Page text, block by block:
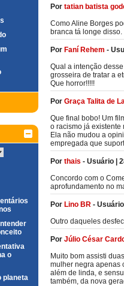
o
planeta
Por tatian batista
Como Aline Borges
branca tá longe disso.
Por Faní Rehem -
Qual a intenção
grosseira de tratar a
Que horror!!!!!
Por Graça Talita de
Que final bobo! Um
o racismo já existente
Ela não mudou a
empregada que
Por thais - Usuário
Concordo com o
aprofundamento no
Por Lino BR - Usuário
Outro daqueles
Por Júlio César
Muito bom assisti
mulher negra apenas
além de linda, e
também, da nova